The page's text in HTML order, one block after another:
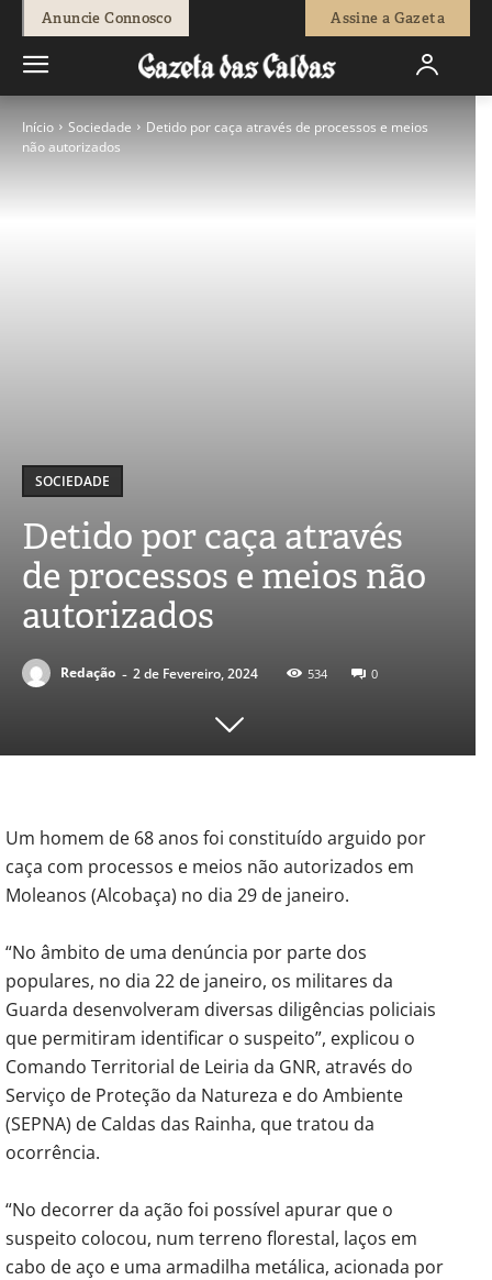
Anuncie Connosco Assine a Gazeta
Início Sociedade
Detido por caça através de processos e meios
não autorizados
SOCIEDADE
Detido por caça através
de processos e meios não
autorizados
Redação - 2 de Fevereiro, 2024 534 0
Um homem de 68 anos foi constituído arguido por
caça com processos e meios não autorizados em
Moleanos (Alcobaça) no dia 29 de janeiro.
“No âmbito de uma denúncia por parte dos
populares, no dia 22 de janeiro, os militares da
Guarda desenvolveram diversas diligências policiais
que permitiram identificar o suspeito”, explicou o
Comando Territorial de Leiria da GNR, através do
Serviço de Proteção da Natureza e do Ambiente
(SEPNA) de Caldas das Rainha, que tratou da
ocorrência.
“No decorrer da ação foi possível apurar que o
suspeito colocou, num terreno florestal, laços em
cabo de aço e uma armadilha metálica, acionada por